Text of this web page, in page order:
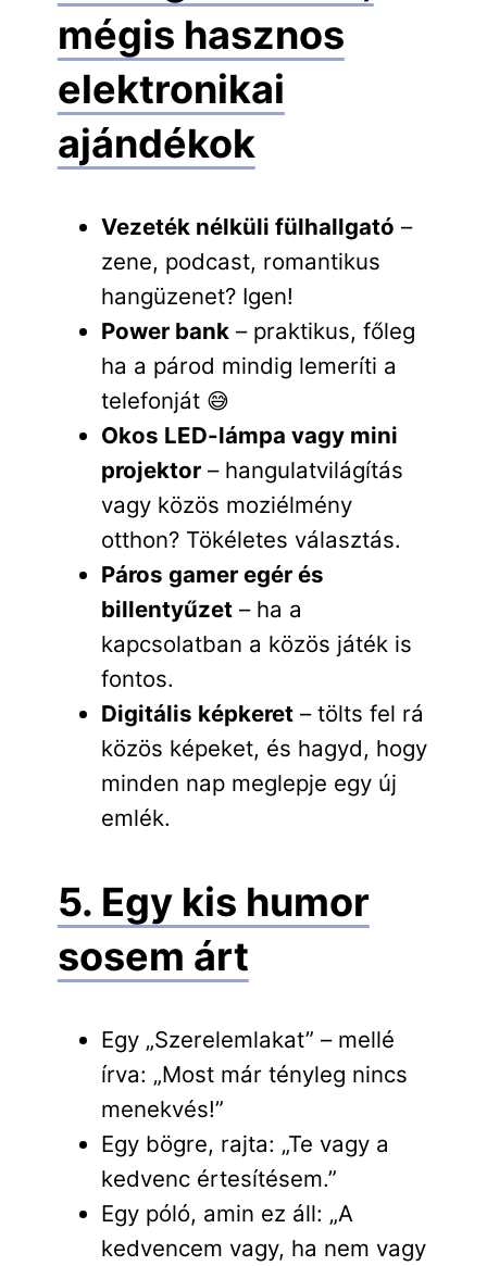
mégis hasznos
elektronikai
ajándékok
Vezeték nélküli fülhallgató –
zene, podcast, romantikus
hangüzenet? Igen!
Power bank– praktikus, főleg
ha a párod mindig lemeríti a
telefonját 😅
Okos LED-lámpa vagy mini
projektor– hangulatvilágítás
vagy közös moziélmény
otthon? Tökéletes választás.
Páros gamer egér és
billentyűzet– ha a
kapcsolatban a közös játék is
fontos.
Digitális képkeret– tölts fel rá
közös képeket, és hagyd, hogy
minden nap meglepje egy új
emlék.
5. Egy kis humor
sosem árt
Egy „Szerelemlakat” – mellé
írva: „Most már tényleg nincs
menekvés!”
Egy bögre, rajta: „Te vagy a
kedvenc értesítésem.”
Egy póló, amin ez áll: „A
kedvencem vagy, ha nem vagy